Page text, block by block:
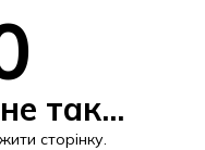
так...
сторінку.